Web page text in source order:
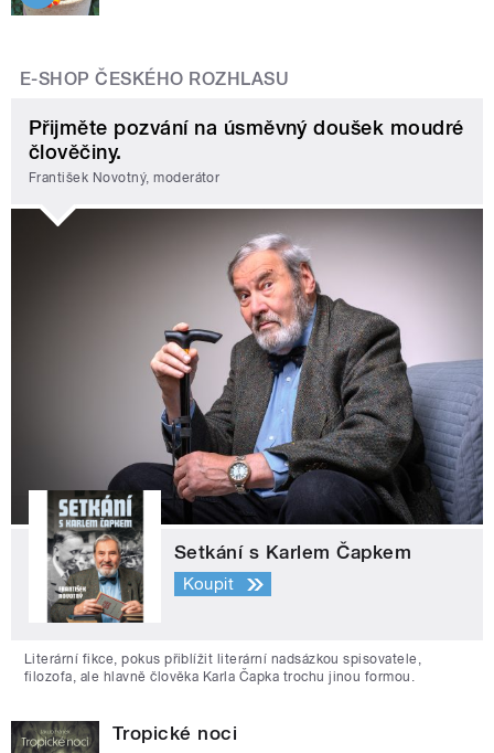
E-SHOP ČESKÉHO ROZHLASU
Přijměte pozvání na úsměvný doušek moudré
člověčiny.
František Novotný, moderátor
Setkání s Karlem Čapkem
Koupit
Literární fikce, pokus přiblížit literární nadsázkou spisovatele,
filozofa, ale hlavně člověka Karla Čapka trochu jinou formou.
Tropické noci